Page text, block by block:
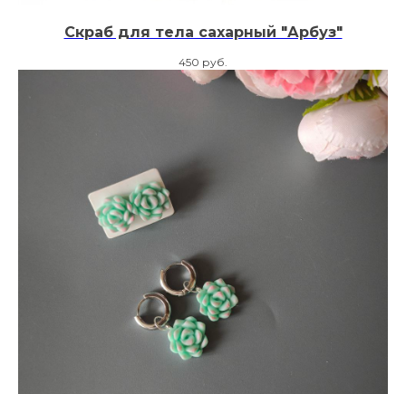
Скраб для тела сахарный "Арбуз"
450 руб.